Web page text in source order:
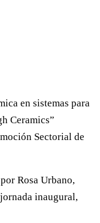
en sistemas para
Ceramics”
Sectorial de
Rosa Urbano,
inaugural,